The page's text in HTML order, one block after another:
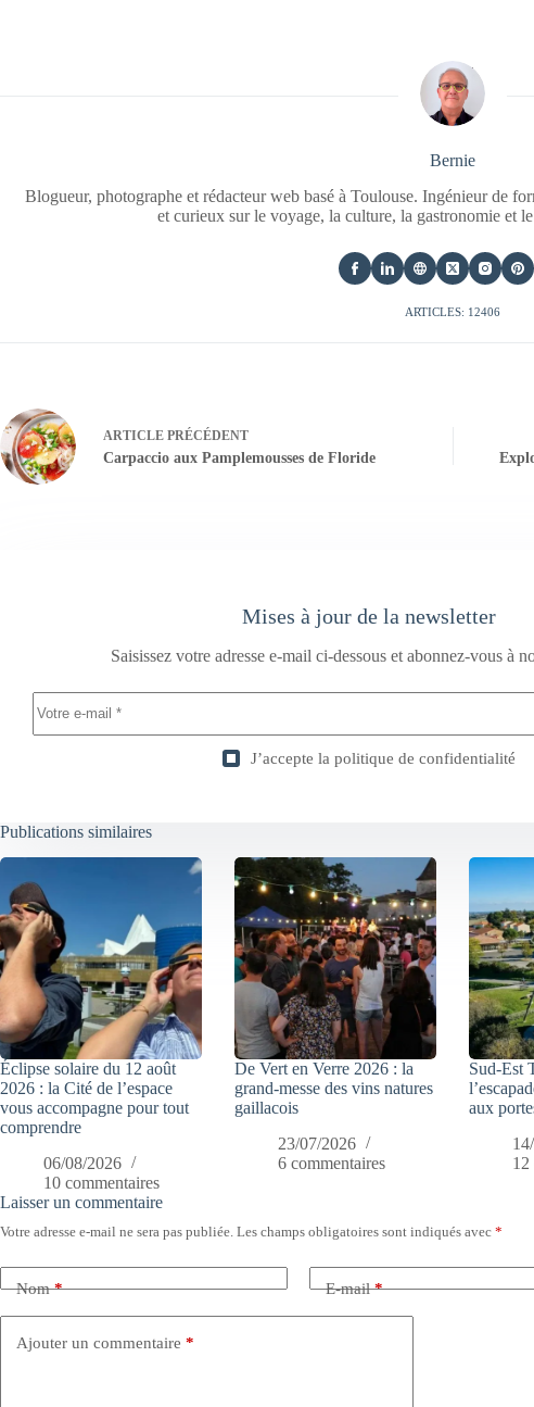
Bernie
Blogueur, photographe et rédacteur web basé à Toulouse. Ingénieur de
et curieux sur le voyage, la culture, la gastronomie et
ARTICLES: 12406
ARTICLE PRÉCÉDENT
Carpaccio aux Pamplemousses de Floride
Mises à jour de la newsletter
Saisissez votre adresse e-mail ci-dessous et abonnez-vous à
J’accepte la politique de confidentialité
Publications similaires
Éclipse solaire du 12 août
2026 : la Cité de l’espace
vous accompagne pour tout
comprendre
06/08/2026
10 commentaires
De Vert en Verre 2026 : la
grand-messe des vins natures
gaillacois
23/07/2026
6 commentaires
Sud-Est
aux
12
Laisser un commentaire
Votre adresse e-mail ne sera pas publiée. Les champs obligatoires sont indiqués avec *
Nom* E-mail*
Ajouter un commentaire *